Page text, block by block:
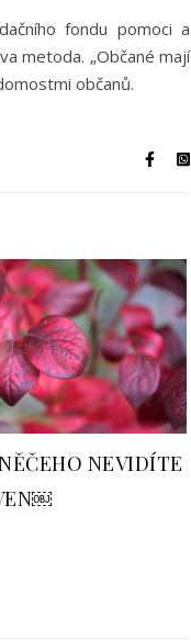
fondu pomoci a
metoda. „Občané mají
občanů.
NEVIDÍTE